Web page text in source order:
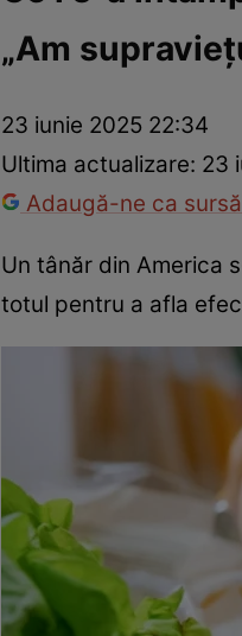
InternaționalFapt divers
„Am
23 iunie 2025 22:34
Ultima actualizare: 23
Adaugă-ne ca
Un tânăr din America
totul pentru a afla